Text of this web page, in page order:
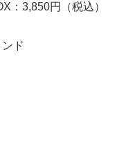
：3,850円（税込）
ド